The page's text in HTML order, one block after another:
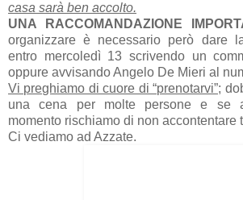
casa sarà ben accolto.
UNA RACCOMANDAZIONE
organizzare è necessario però dare
entro mercoledì 13 scrivendo un
oppure avvisando Angelo De Mieri al
Vi preghiamo di cuore di “prenotarvi”;
una cena per molte persone e se
momento rischiamo di non accontentare
Ci vediamo ad Azzate.